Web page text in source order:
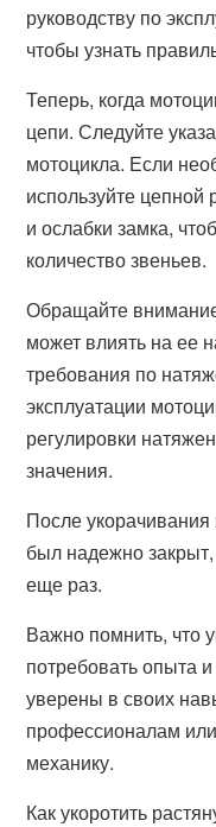
руководству по
чтобы узнать
Теперь, когда
цепи. Следуйте
мотоцикла. Если
используйте цепной
и ослабки замка,
количество звеньев.
Обращайте
может влиять на ее
требования по
эксплуатации
регулировки
значения.
После
был надежно
еще раз.
Важно помнить, что
потребовать опыта
уверены в своих
профессионалам
механику.
Как укоротить